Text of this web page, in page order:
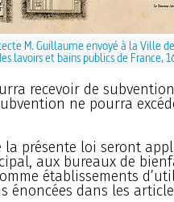
M. Guillaume envoyé à la Ville
lavoirs et bains publics de France,
recevoir de
ne pourra
la présente loi seront
aux bureaux de
établissements
énoncées dans les